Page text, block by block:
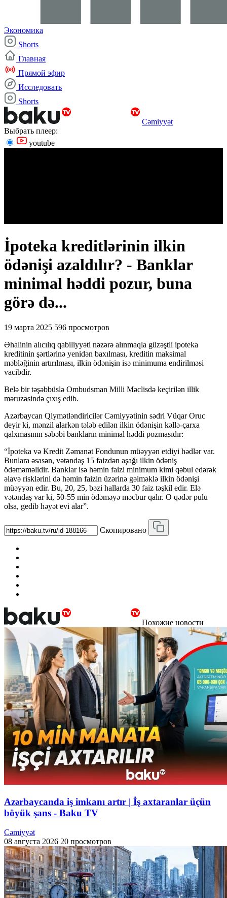
Экономика
Shorts
Главная
Прямой эфир
Исследовать
Shorts
Cəmiyyət
Выбрать плеер:
youtube
İpoteka kreditlərinin ilkin
ödənişi azaldılır? - Banklar
minimal həddi pozur, buna
görə də...
19 марта 2025 596 просмотров
Əhalinin alıcılıq qabiliyyəti nəzərə alınmaqla güzəştli ipoteka
kreditinin şərtlərinə yenidən baxılması, kreditin maksimal
məbləğinin artırılması, ilkin ödənişin isə minimuma endirilməsi
vacibdir.
Belə bir təşəbbüslə Ombudsman Milli Məclisdə keçirilən illik
məruzəsində çıxış edib.
Azərbaycan Qiymətləndiricilər Cəmiyyətinin sədri Vüqar Oruc
deyir ki, mənzil alarkən tələb edilən ilkin ödənişin kəllə-çarxa
qalxmasının səbəbi bankların minimal həddi pozmasıdır:
“İpoteka və Kredit Zəmanət Fondunun müəyyən etdiyi hədlər var.
Bunlara əsasən, vətəndaş 15 faizdən aşağı ilkin ödəniş
ödəməməlidir. Banklar isə həmin faizi minimum kimi qəbul edərək
əlavə risklərini də həmin faizin üzərinə gəlməklə ilkin ödənişi
müəyyən edir. Bu, 20, 25, bəzi hallarda 30 faiz təşkil edir. Elə
vətəndaş var ki, 50-55 min ödəməyə məcbur qalır. O qədər pulu
olsa, gedib həyət evi alar”.
Скопировано
Похожие новости
Azərbaycanda iş imkanı artır | İş axtaranlar üçün
böyük şans - Baku TV
Cəmiyyət
08 августа 2026 20 просмотров